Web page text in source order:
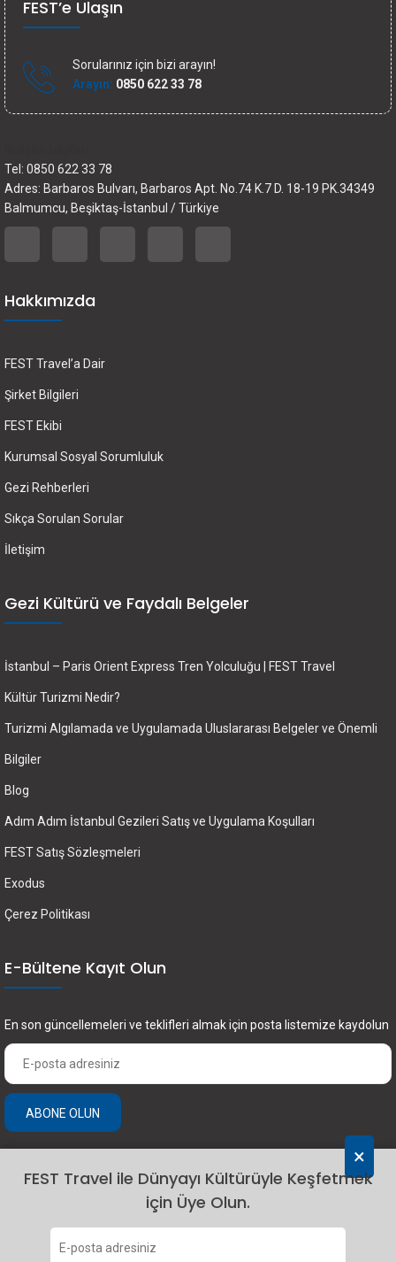
×
FEST Travel ile Dünyayı Kültürüyle Keşfetmek
için Üye Olun.
FEST’e Ulaşın
Sorularınız için bizi arayın!
Arayın: 0850 622 33 78
Tel: 0850 622 33 78
Adres: Barbaros Bulvarı, Barbaros Apt. No.74 K.7 D. 18-19 PK.34349
Balmumcu, Beşiktaş-İstanbul / Türkiye
Hakkımızda
FEST Travel’a Dair
Şirket Bilgileri
FEST Ekibi
Kurumsal Sosyal Sorumluluk
Gezi Rehberleri
Sıkça Sorulan Sorular
İletişim
Gezi Kültürü ve Faydalı Belgeler
İstanbul – Paris Orient Express Tren Yolculuğu | FEST Travel
Kültür Turizmi Nedir?
Turizmi Algılamada ve Uygulamada Uluslararası Belgeler ve Önemli
Bilgiler
Blog
Adım Adım İstanbul Gezileri Satış ve Uygulama Koşulları
FEST Satış Sözleşmeleri
Exodus
Çerez Politikası
E-Bültene Kayıt Olun
En son güncellemeleri ve teklifleri almak için posta listemize kaydolun
ABONE OLUN
2024 Fest Travel. Tüm hakları saklıdır.